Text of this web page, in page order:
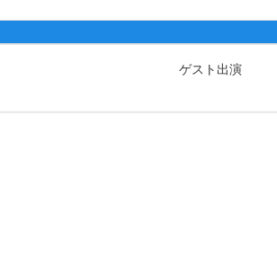
ゲスト出演